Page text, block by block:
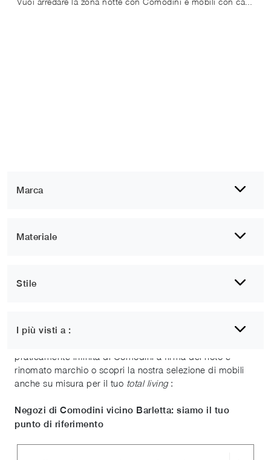
Marca
Materiale
Stile
I più visti a :
comuni limitrofi, noi siamo rivenditori Calligaris: vieni a
praticamente infinita di Comodini a firma del noto e
rinomato marchio o scopri la nostra selezione di mobili
anche su misura per il tuo total living :
Negozi di Comodini vicino Barletta: siamo il tuo
punto di riferimento